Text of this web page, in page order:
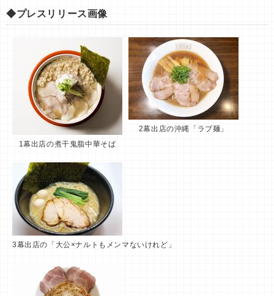
◆プレスリリース画像
1幕出店の煮干鬼脂中華そば
2幕出店の沖縄「ラブ麺」
3幕出店の「大公×ナルトもメンマないけれど」